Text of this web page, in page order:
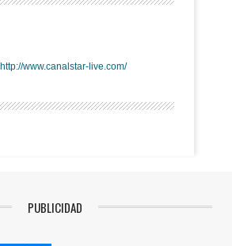
http://www.canalstar-live.com/
PUBLICIDAD